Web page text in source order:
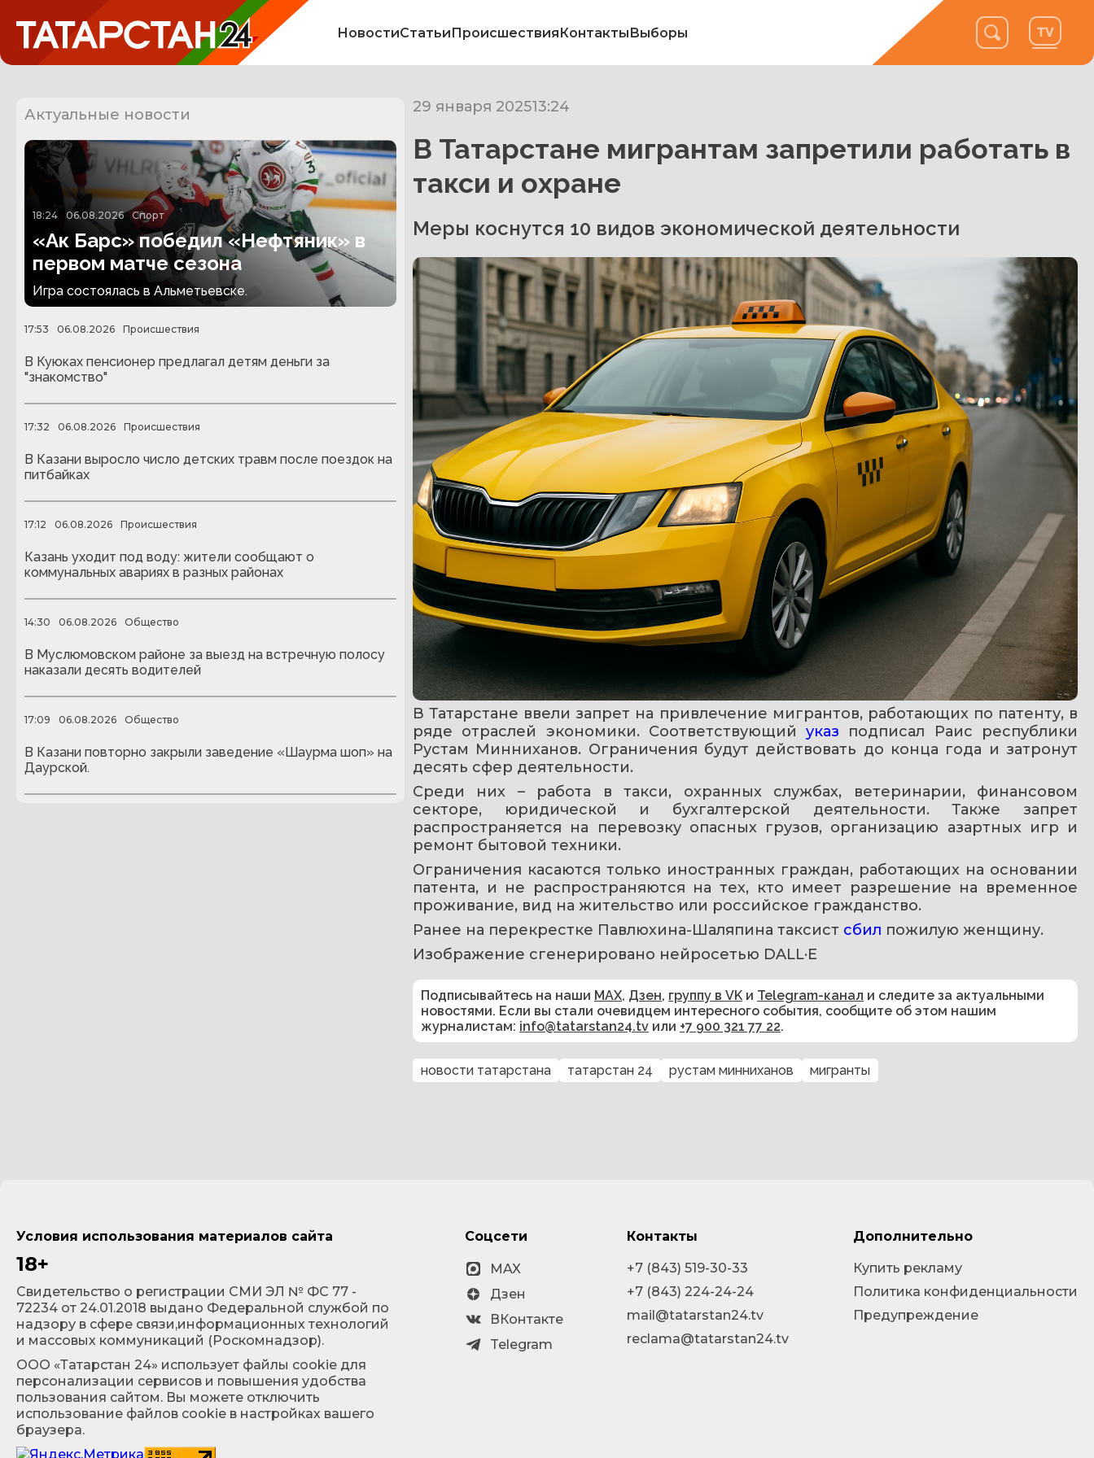
НовостиСтатьиПроисшествияКонтактыВыборы
Актуальные новости
18:24 06.08.2026 Спорт
«Ак Барс» победил «Нефтяник» в
первом матче сезона
Игра состоялась в Альметьевске.
17:53 06.08.2026 Происшествия
В Куюках пенсионер предлагал детям деньги за
"знакомство"
17:32 06.08.2026 Происшествия
В Казани выросло число детских травм после поездок на
питбайках
17:12 06.08.2026 Происшествия
Казань уходит под воду: жители сообщают о
коммунальных авариях в разных районах
14:30 06.08.2026 Общество
В Муслюмовском районе за выезд на встречную полосу
наказали десять водителей
17:09 06.08.2026 Общество
В Казани повторно закрыли заведение «Шаурма шоп» на
Даурской.
29 января 202513:24
В Татарстане мигрантам запретили работать в
такси и охране
Меры коснутся 10 видов экономической деятельности
В Татарстане ввели запрет на привлечение мигрантов, работающих по патенту, в
ряде отраслей экономики. Соответствующий указ подписал Раис республики
Рустам Минниханов. Ограничения будут действовать до конца года и затронут
десять сфер деятельности.
Среди них – работа в такси, охранных службах, ветеринарии, финансовом
секторе, юридической и бухгалтерской деятельности. Также запрет
распространяется на перевозку опасных грузов, организацию азартных игр и
ремонт бытовой техники.
Ограничения касаются только иностранных граждан, работающих на основании
патента, и не распространяются на тех, кто имеет разрешение на временное
проживание, вид на жительство или российское гражданство.
Ранее на перекрестке Павлюхина-Шаляпина таксист сбил пожилую женщину.
Изображение сгенерировано нейросетью DALL·E
Подписывайтесь на наши MAX, Дзен, группу в VK и Telegram-канал и следите за актуальными
новостями. Если вы стали очевидцем интересного события, сообщите об этом нашим
журналистам: info@tatarstan24.tv или +7 900 321 77 22.
новости татарстана татарстан 24 рустам минниханов мигранты
Условия использования материалов сайта
18+
Cвидетельство о регистрации СМИ ЭЛ № ФС 77 -
72234 от 24.01.2018 выдано Федеральной службой по
надзору в сфере связи,информационных технологий
и массовых коммуникаций (Роскомнадзор).
ООО «Татарстан 24» использует файлы cookie для
персонализации сервисов и повышения удобства
пользования сайтом. Вы можете отключить
использование файлов cookie в настройках вашего
браузера.
Соцсети
MAX
Дзен
ВКонтакте
Telegram
Контакты
+7 (843) 519-30-33
+7 (843) 224-24-24
mail@tatarstan24.tv
reclama@tatarstan24.tv
Дополнительно
Купить рекламу
Политика конфиденциальности
Предупреждение